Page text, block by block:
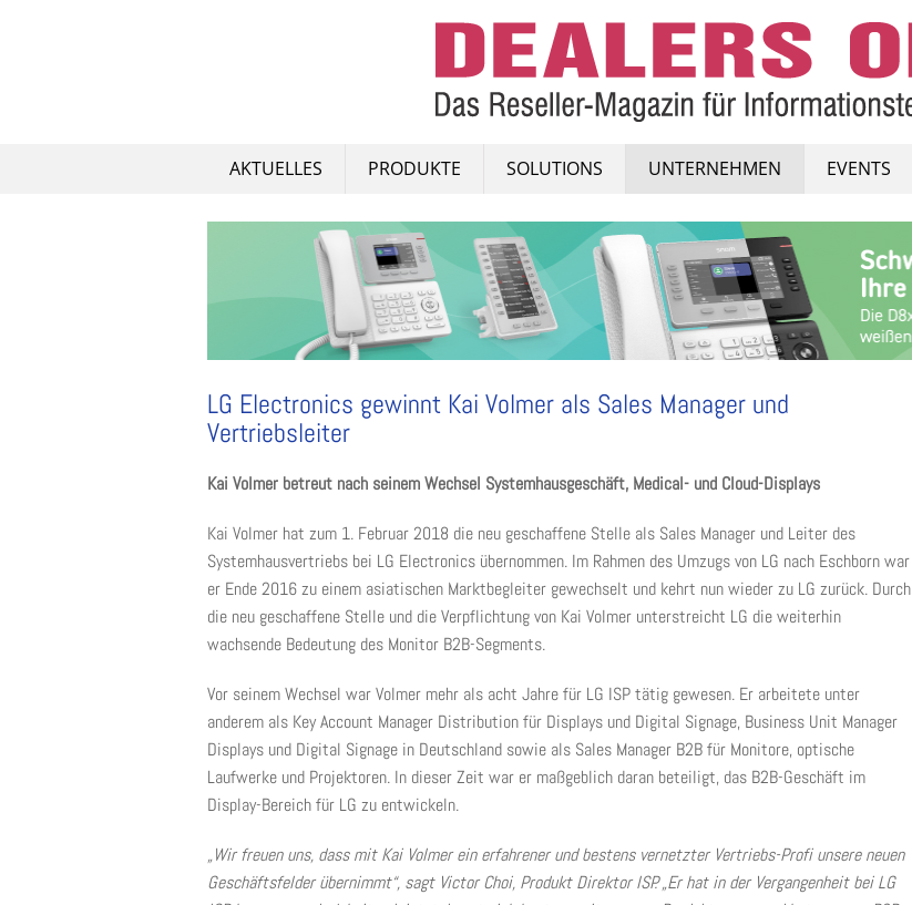
AKTUELLES PRODUKTE SOLUTIONS UNTERNEHMEN EVENTS
LG Electronics gewinnt Kai Volmer als Sales Manager und
Vertriebsleiter
Kai Volmer betreut nach seinem Wechsel Systemhausgeschäft, Medical- und Cloud-Displays
Kai Volmer hat zum 1. Februar 2018 die neu geschaffene Stelle als Sales Manager und Leiter des
Systemhausvertriebs bei LG Electronics übernommen. Im Rahmen des Umzugs von LG nach Eschborn war
er Ende 2016 zu einem asiatischen Marktbegleiter gewechselt und kehrt nun wieder zu LG zurück. Durch
die neu geschaffene Stelle und die Verpflichtung von Kai Volmer unterstreicht LG die weiterhin
wachsende Bedeutung des Monitor B2B-Segments.
Vor seinem Wechsel war Volmer mehr als acht Jahre für LG ISP tätig gewesen. Er arbeitete unter
anderem als Key Account Manager Distribution für Displays und Digital Signage, Business Unit Manager
Displays und Digital Signage in Deutschland sowie als Sales Manager B2B für Monitore, optische
Laufwerke und Projektoren. In dieser Zeit war er maßgeblich daran beteiligt, das B2B-Geschäft im
Display-Bereich für LG zu entwickeln.
„Wir freuen uns, dass mit Kai Volmer ein erfahrener und bestens vernetzter Vertriebs-Profi unsere neuen
Geschäftsfelder übernimmt“, sagt Victor Choi, Produkt Direktor ISP. „Er hat in der Vergangenheit bei LG